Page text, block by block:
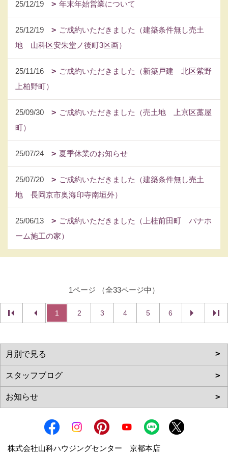
25/12/19 年末年始営業について
25/12/19
ご成約いただきました（建築条件無し売土
地 山科区安朱堂ノ後町3区画）
25/11/16
ご成約いただきました（新築戸建 北区紫野
上柏野町）
25/09/30
ご成約いただきました（売土地 上京区藁屋
町）
25/07/24 夏季休業のお知らせ
25/07/20
ご成約いただきました（建築条件無し売土
地 長岡京市奥海印寺南垣外）
25/06/13
ご成約いただきました（上桂前田町 パナホ
ーム施工の家）
1ページ （全33ページ中）
1 2 3 4 5 6
株式会社山科ハウジングセンター 京都本店